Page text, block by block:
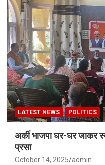
LATEST NEWS POLITICS
अर्की भाजपा घर-घर जाकर
प्रसा
October 14, 2025 admin